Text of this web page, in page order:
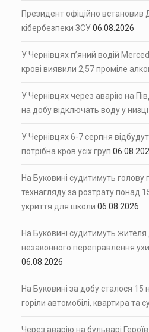
Президент офіційно встановив
кібербезпеки ЗСУ06.08.2026
У Чернівцях п’яний водій
крові виявили 2,57 проміле
У Чернівцях через аварію на
на добу відключать воду у низці
У Чернівцях 6-7 серпня
потрібна кров усіх груп
На Буковині судитимуть
технагляду за розтрату понад
укриття для школи 06.08.2026
На Буковині судитимуть жителя
незаконного переправлення
06.08.2026
На Буковині за добу сталося 15
горіли автомобілі, квартира та
Через аварію на бульварі